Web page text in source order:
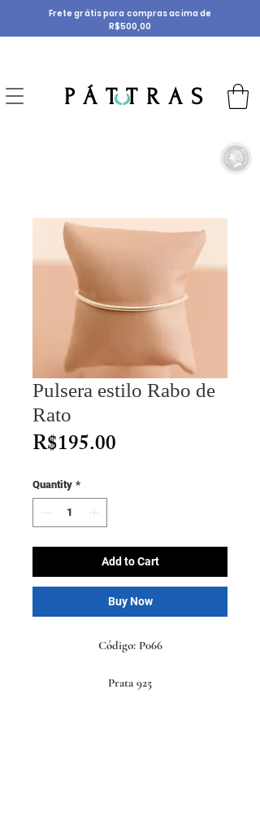
P Á T T R A S
Frete grátis para compras acima de
R$500,00
Pulsera estilo Rabo de
Rato
R$195.00
Quantity *
Add to Cart
Buy Now
Código: P066
Prata 925